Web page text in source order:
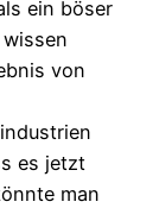
ein böser
von
es jetzt
man